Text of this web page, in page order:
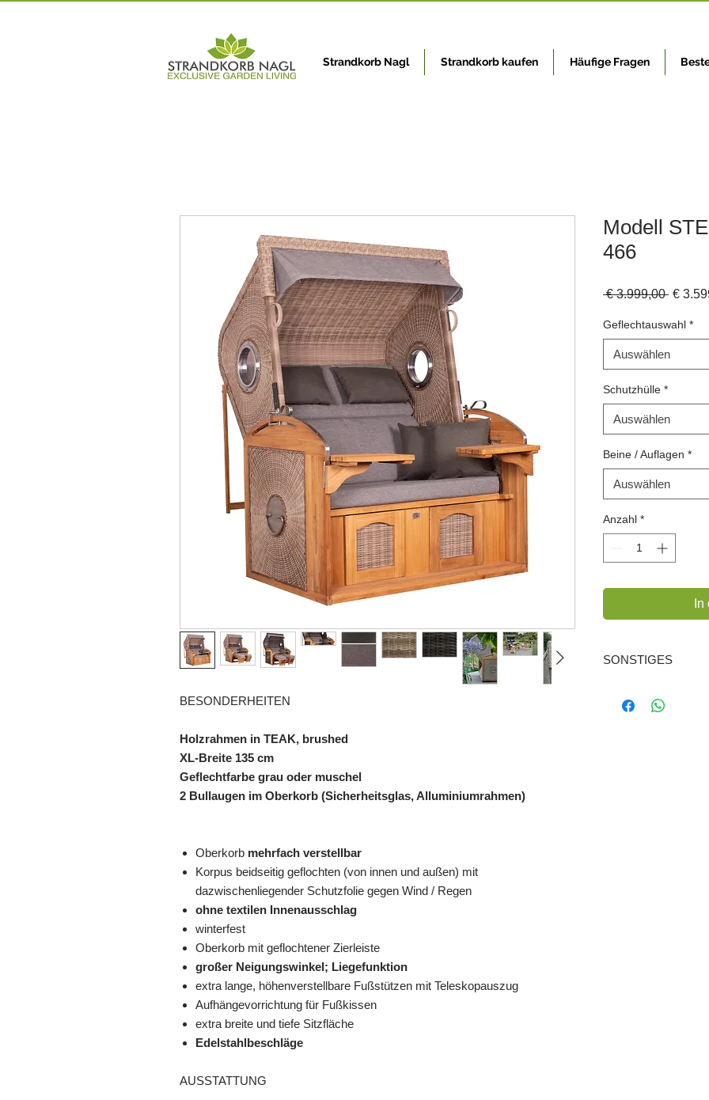
Strandkorb Nagl Strandkorb kaufen Häufige Fragen
BESONDERHEITEN
Holzrahmen in TEAK, brushed
XL-Breite 135 cm
Geflechtfarbe grau oder muschel
2 Bullaugen im Oberkorb (Sicherheitsglas, Alluminiumrahmen)
Oberkorb mehrfach verstellbar
Korpus beidseitig geflochten (von innen und außen) mit
dazwischenliegender Schutzfolie gegen Wind / Regen
ohne textilen Innenausschlag
winterfest
Oberkorb mit geflochtener Zierleiste
großer Neigungswinkel; Liegefunktion
extra lange, höhenverstellbare Fußstützen mit Teleskopauszug
Aufhängevorrichtung für Fußkissen
extra breite und tiefe Sitzfläche
Edelstahlbeschläge
AUSSTATTUNG
Modell
466
€ 3.999,00 €
Geflechtauswahl *
Auswählen
Schutzhülle *
Auswählen
Beine / Auflagen *
Auswählen
Anzahl *
SONSTIGES
PE-Gleiter,